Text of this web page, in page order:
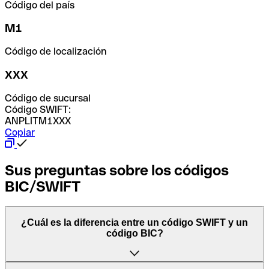
Código del país
M1
Código de localización
XXX
Código de sucursal
Código SWIFT:
ANPLITM1XXX
Copiar
Sus preguntas sobre los códigos
BIC/SWIFT
¿Cuál es la diferencia entre un código SWIFT y un
código BIC?